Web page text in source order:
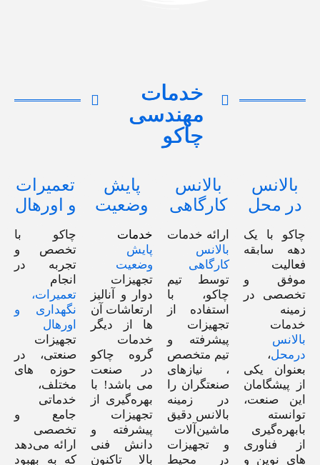
خدمات
مهندسی
چاکو
بالانس
در محل
چاکو با یک
دهه سابقه‌
فعالیت
موفق و
تخصصی در
زمینه
خدمات
بالانس
درمحل،
بعنوان یکی
از پیشگامان
این صنعت،
توانسته
بابهره‌گیری
از فناوری
های نوین و
بالانس
کارگاهی
ارائه خدمات
بالانس
کارگاهی
توسط تیم
چاکو، با
استفاده از
تجهیزات
پیشرفته و
تیم متخصص
، نیازهای
صنعتگران را
در زمینه
بالانس دقیق
ماشین‌آلات
و تجهیزات
در محیط
پایش
وضعیت
خدمات
پایش
وضعیت
تجهیزات
دوار و آنالیز
ارتعاشات آن
ها از دیگر
خدمات
گروه چاکو
در صنعت
می باشد! با
بهره‌گیری از
تجهیزات
پیشرفته و
دانش فنی
بالا تاکنون
تعمیرات
و اورهال
چاکو با
تخصص و
تجربه در
انجام
تعمیرات،
نگهداری و
اورهال
تجهیزات
صنعتی، در
حوزه های
مختلف،
خدماتی
جامع و
تخصصی
ارائه می‌دهد
که به بهبود